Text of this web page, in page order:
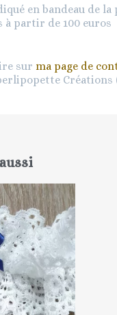
en bandeau de la
partir de 100 euros
sur ma page de
Créations